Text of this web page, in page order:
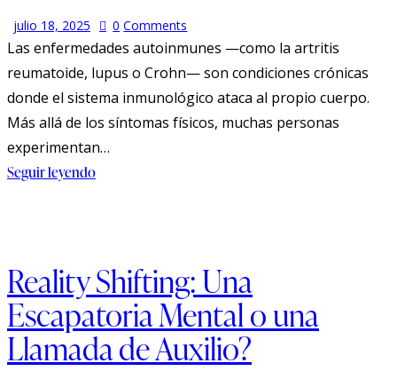
julio 18, 2025 0 Comments
Las enfermedades autoinmunes —como la artritis
reumatoide, lupus o Crohn— son condiciones crónicas
donde el sistema inmunológico ataca al propio cuerpo.
Más allá de los síntomas físicos, muchas personas
experimentan…
Seguir leyendo
Reality Shifting: Una
Escapatoria Mental o una
Llamada de Auxilio?